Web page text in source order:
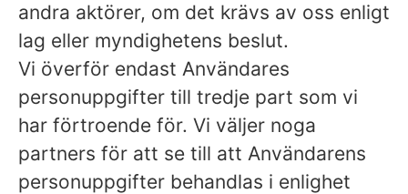
andra aktörer, om det krävs av oss enligt
lag eller myndighetens beslut.
Vi överför endast Användares
personuppgifter till tredje part som vi
har förtroende för. Vi väljer noga
partners för att se till att Användarens
personuppgifter behandlas i enlighet